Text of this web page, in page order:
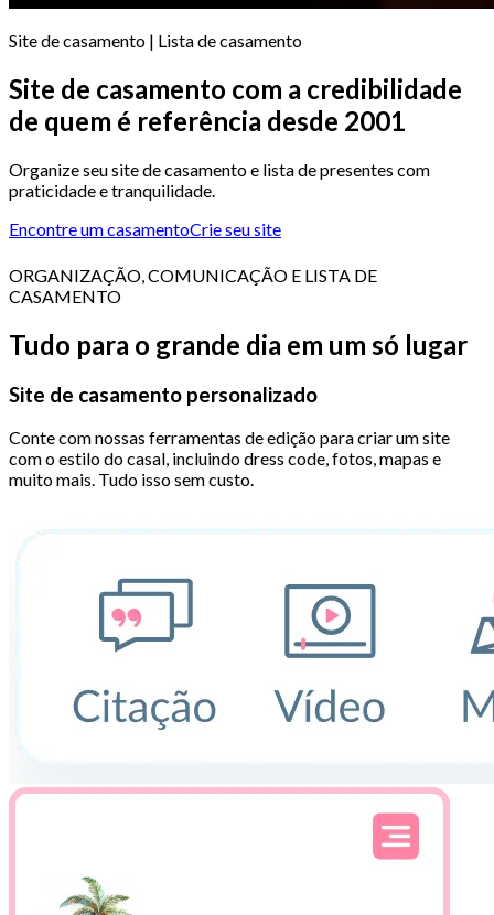
Site de casamento | Lista de casamento
Site de casamento com a credibilidade
de quem é referência desde 2001
Organize seu site de casamento e lista de presentes com
praticidade e tranquilidade.
Encontre um casamentoCrie seu site
ORGANIZAÇÃO, COMUNICAÇÃO E LISTA DE
CASAMENTO
Tudo para o grande dia em um só lugar
Site de casamento personalizado
Conte com nossas ferramentas de edição para criar um site
com o estilo do casal, incluindo dress code, fotos, mapas e
muito mais. Tudo isso sem custo.